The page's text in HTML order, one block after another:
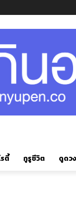
รตี้ กูรูชีวิต ดูดว